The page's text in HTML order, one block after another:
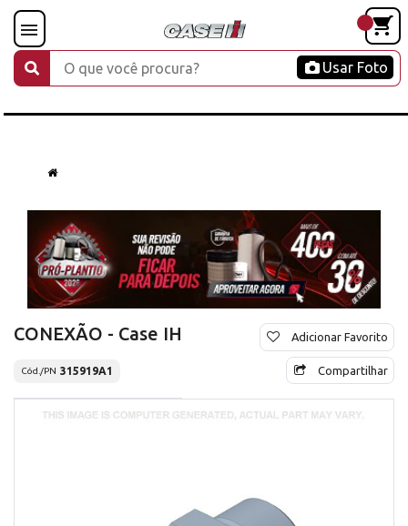
Usar Foto
CONEXÃO - Case IH
Cód./PN 315919A1
Adicionar Favorito
Compartilhar